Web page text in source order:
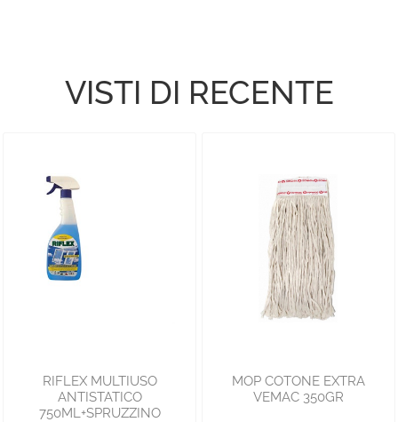
VISTI DI RECENTE
RIFLEX MULTIUSO
ANTISTATICO
750ML+SPRUZZINO
MOP COTONE EXTRA
VEMAC 350GR